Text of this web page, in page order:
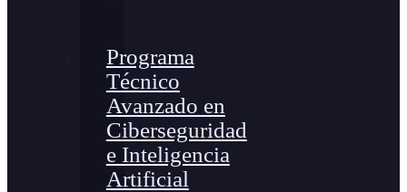
Programa
Técnico
Avanzado en
Ciberseguridad
e Inteligencia
Artificial